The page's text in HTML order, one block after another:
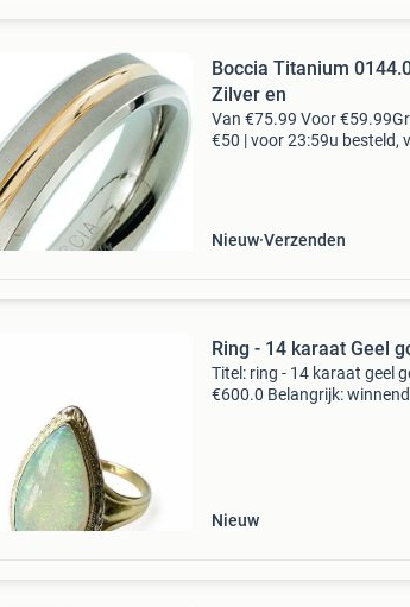
Boccia Titanium
Zilver en
Van €75.99 Voor
€50 | voor 23:59u besteld,
Nieuw Verzenden
Ring - 14 karaat Geel
Titel: ring - 14 karaat geel
€600.0 Belangrijk:
Nieuw